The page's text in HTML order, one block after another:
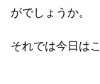
がでしょうか。
それでは今日は